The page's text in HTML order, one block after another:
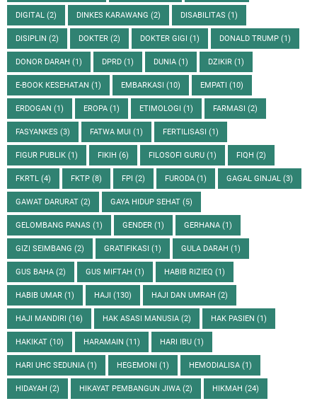
DIGITAL (2) DINKES KARAWANG (2) DISABILITAS (1)
DISIPLIN (2) DOKTER (2) DOKTER GIGI (1) DONALD TRUMP (1)
DONOR DARAH (1) DPRD (1) DUNIA (1) DZIKIR (1)
E-BOOK KESEHATAN (1) EMBARKASI (10) EMPATI (10)
ERDOGAN (1) EROPA (1) ETIMOLOGI (1) FARMASI (2)
FASYANKES (3) FATWA MUI (1) FERTILISASI (1)
FIGUR PUBLIK (1) FIKIH (6) FILOSOFI GURU (1) FIQH (2)
FKRTL (4) FKTP (8) FPI (2) FURODA (1) GAGAL GINJAL (3)
GAWAT DARURAT (2) GAYA HIDUP SEHAT (5)
GELOMBANG PANAS (1) GENDER (1) GERHANA (1)
GIZI SEIMBANG (2) GRATIFIKASI (1) GULA DARAH (1)
GUS BAHA (2) GUS MIFTAH (1) HABIB RIZIEQ (1)
HABIB UMAR (1) HAJI (130) HAJI DAN UMRAH (2)
HAJI MANDIRI (16) HAK ASASI MANUSIA (2) HAK PASIEN (1)
HAKIKAT (10) HARAMAIN (11) HARI IBU (1)
HARI UHC SEDUNIA (1) HEGEMONI (1) HEMODIALISA (1)
HIDAYAH (2) HIKAYAT PEMBANGUN JIWA (2) HIKMAH (24)